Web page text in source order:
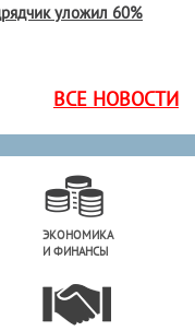
уложил 60%
ВСЕ НОВОСТИ
ЭКОНОМИКА
И ФИНАНСЫ